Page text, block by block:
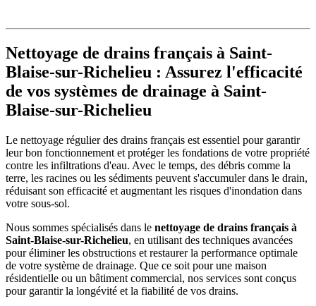
Nettoyage de drains français à Saint-
Blaise-sur-Richelieu : Assurez l'efficacité
de vos systèmes de drainage à Saint-
Blaise-sur-Richelieu
Le nettoyage régulier des drains français est essentiel pour garantir
leur bon fonctionnement et protéger les fondations de votre propriété
contre les infiltrations d'eau. Avec le temps, des débris comme la
terre, les racines ou les sédiments peuvent s'accumuler dans le drain,
réduisant son efficacité et augmentant les risques d'inondation dans
votre sous-sol.
Nous sommes spécialisés dans le nettoyage de drains français à
Saint-Blaise-sur-Richelieu, en utilisant des techniques avancées
pour éliminer les obstructions et restaurer la performance optimale
de votre système de drainage. Que ce soit pour une maison
résidentielle ou un bâtiment commercial, nos services sont conçus
pour garantir la longévité et la fiabilité de vos drains.